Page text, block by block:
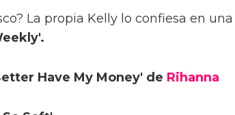
La propia Kelly lo confiesa en una
Have My Money' de Rihanna